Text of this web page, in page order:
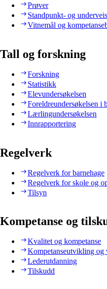
Prøver
Standpunkt- og
Vitnemål og
Tall og forskning
Forskning
Statistikk
Elevundersøkelsen
Foreldreundersøkelsen i
Lærlingundersøkelsen
Innrapportering
Regelverk
Regelverk for barnehage
Regelverk for skole og
Tilsyn
Kompetanse og
Kvalitet og kompetanse
Kompetanseutvikling og
Lederutdanning
Tilskudd